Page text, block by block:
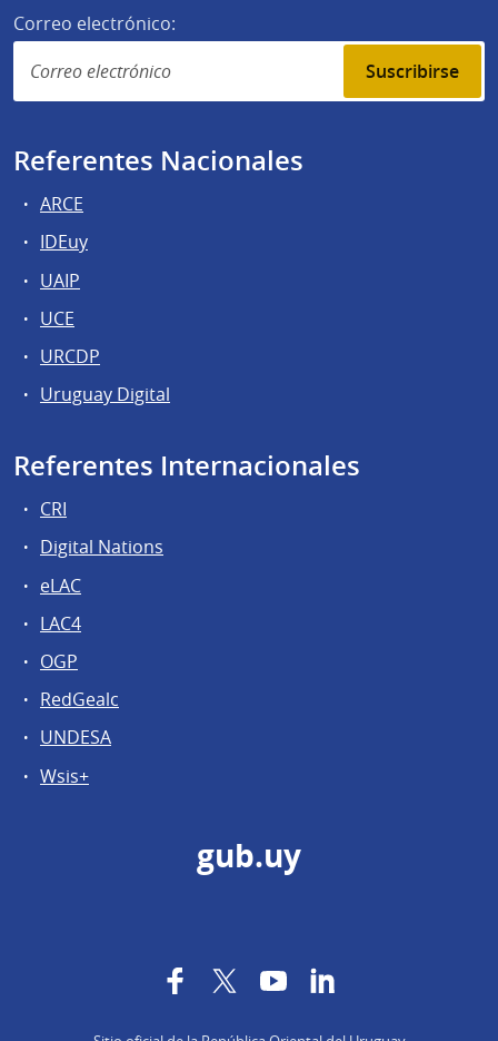
Correo electrónico:
Suscribirse
Referentes Nacionales
ARCE
IDEuy
UAIP
UCE
URCDP
Uruguay Digital
Referentes Internacionales
CRI
Digital Nations
eLAC
LAC4
OGP
RedGealc
UNDESA
Wsis+
gub.uy
FacebookTwitterYouTube